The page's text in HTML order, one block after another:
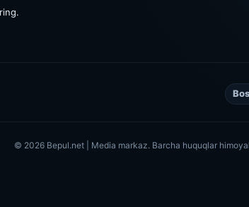
© 2026 Bepul.net | Media markaz. Barcha huquqlar